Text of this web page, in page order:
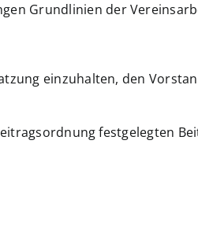
Grundlinien der
einzuhalten, den
festgelegten